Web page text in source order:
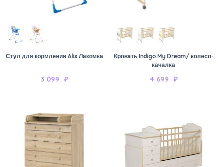
Стул для кормления Alis Лакомка
3 099 ₽
Кровать Indigo My Dream/ колесо-
качалка
4 699 ₽